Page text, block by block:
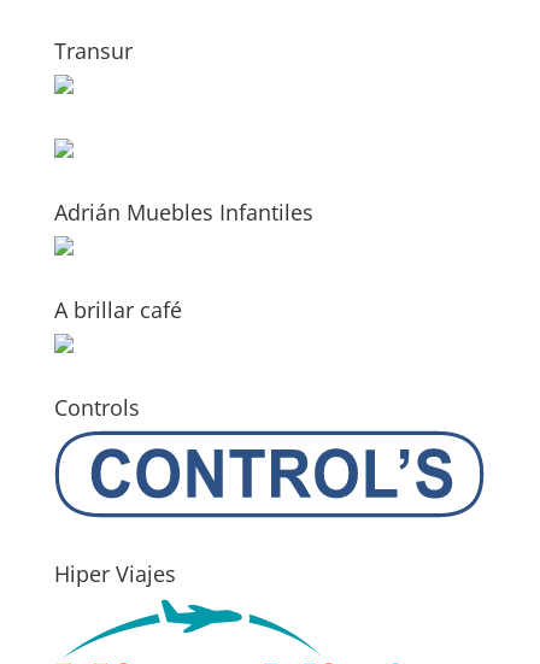
Transur
Adrián Muebles Infantiles
A brillar café
Controls
Hiper Viajes